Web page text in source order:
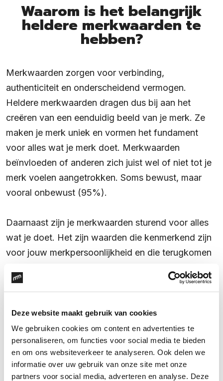
Deze website maakt gebruik van cookies
We gebruiken cookies om content en advertenties te
personaliseren, om functies voor social media te bieden
en om ons websiteverkeer te analyseren. Ook delen we
informatie over uw gebruik van onze site met onze
partners voor social media, adverteren en analyse. Deze
Waarom is het belangrijk
heldere merkwaarden te
hebben?
Merkwaarden zorgen voor verbinding,
authenticiteit en onderscheidend vermogen.
Heldere merkwaarden dragen dus bij aan het
creëren van een eenduidig beeld van je merk. Ze
maken je merk uniek en vormen het fundament
voor alles wat je merk doet. Merkwaarden
beïnvloeden of anderen zich juist wel of niet tot je
merk voelen aangetrokken. Soms bewust, maar
vooral onbewust (95%).
Daarnaast zijn je merkwaarden sturend voor alles
wat je doet. Het zijn waarden die kenmerkend zijn
voor jouw merkpersoonlijkheid en die terugkomen
merkwaarden trekken de juiste mensen aan; zowel
doelgroepen (klanten). Kortom: heldere, eigen
merkwaarden maken jouw merk waarde(n)vol!